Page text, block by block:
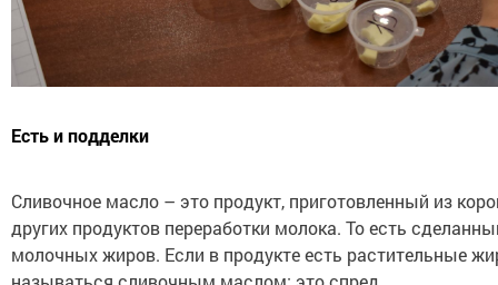
Есть и подделки
Сливочное масло – это продукт, приготовленный из
других продуктов переработки молока. То есть
молочных жиров. Если в продукте есть растительные